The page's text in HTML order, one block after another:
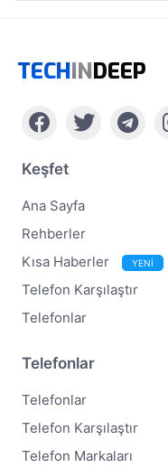
TECHINDEEP
Keşfet
Ana Sayfa
Rehberler
Kısa Haberler
YENİ
Telefon Karşılaştır
Telefonlar
Telefonlar
Telefonlar
Telefon Karşılaştır
Telefon Markaları